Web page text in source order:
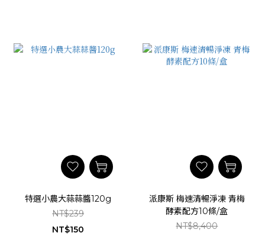
特選小農大蒜蒜醬120g
NT$239
NT$150
派康斯 梅速清暢淨凍 青梅
酵素配方10條/盒
NT$8,400